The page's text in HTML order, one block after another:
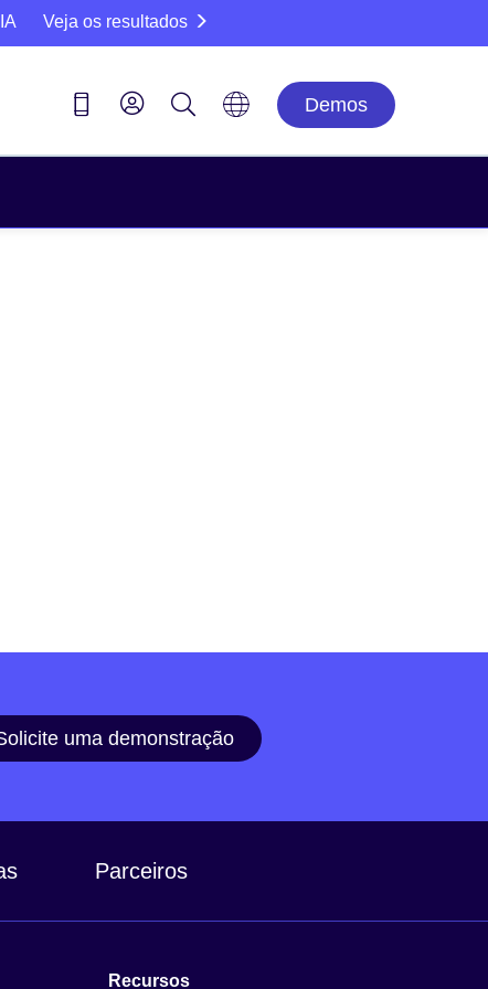
Veja os resultados
Demos
uma demonstração
Parceiros
Recursos